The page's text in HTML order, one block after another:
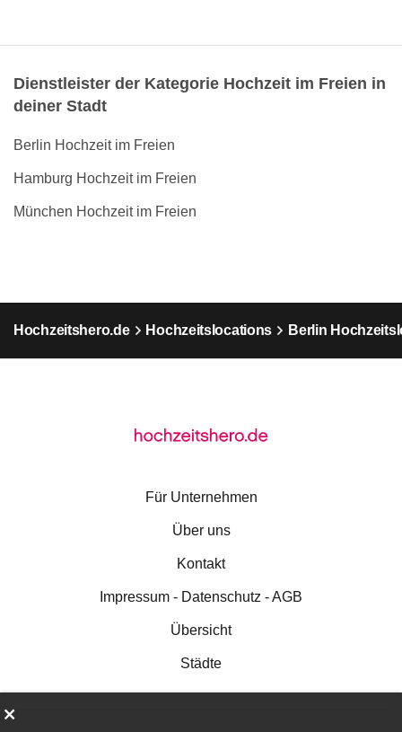
Dienstleister der Kategorie Hochzeit im Freien in
deiner Stadt
Berlin Hochzeit im Freien
Hamburg Hochzeit im Freien
München Hochzeit im Freien
Hochzeitshero.de Hochzeitslocations Berlin
Für Unternehmen
Über uns
Kontakt
Impressum - Datenschutz - AGB
Übersicht
Städte